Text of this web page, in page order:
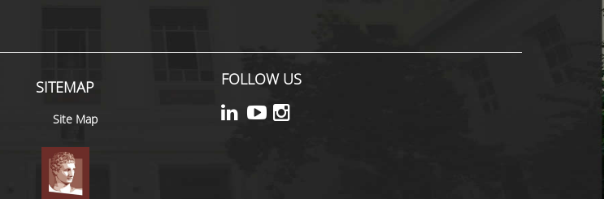
SITEMAP
Site Map
FOLLOW US